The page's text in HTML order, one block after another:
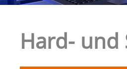
Hard-